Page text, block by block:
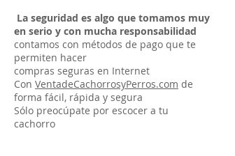
La seguridad es algo que tomamos muy
en serio y con mucha responsabilidad
contamos con métodos de pago que te
permiten hacer
compras seguras en Internet
Con VentadeCachorrosyPerros.com de
forma fácil, rápida y segura
Sólo preocúpate por escocer a tu
cachorro